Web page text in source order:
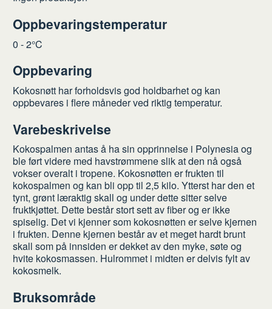
Oppbevaringstemperatur
0 - 2°C
Oppbevaring
Kokosnøtt har forholdsvis god holdbarhet og kan
oppbevares i flere måneder ved riktig temperatur.
Varebeskrivelse
Kokospalmen antas å ha sin opprinnelse i Polynesia og
ble ført videre med havstrømmene slik at den nå også
vokser overalt i tropene. Kokosnøtten er frukten til
kokospalmen og kan bli opp til 2,5 kilo. Ytterst har den et
tynt, grønt læraktig skall og under dette sitter selve
fruktkjøttet. Dette består stort sett av fiber og er ikke
spiselig. Det vi kjenner som kokosnøtten er selve kjernen
i frukten. Denne kjernen består av et meget hardt brunt
skall som på innsiden er dekket av den myke, søte og
hvite kokosmassen. Hulrommet i midten er delvis fylt av
kokosmelk.
Bruksområde